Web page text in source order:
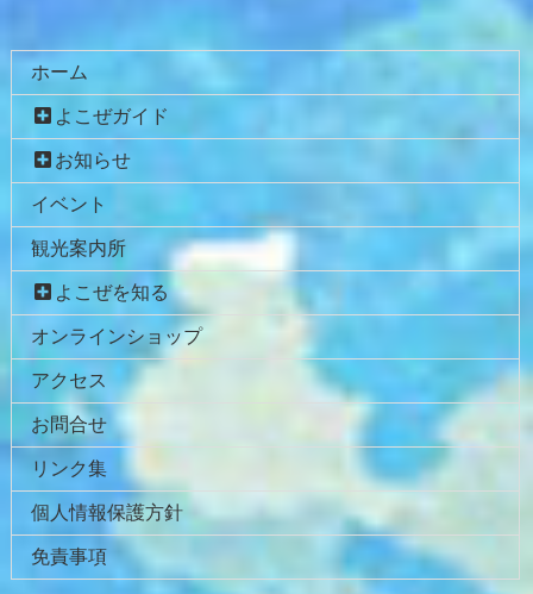
テ
ン
文
戻
ジ
の
へ
ホーム
よこぜガイド
お知らせ
イベント
観光案内所
よこぜを知る
オンラインショップ
アクセス
お問合せ
リンク集
個人情報保護方針
免責事項